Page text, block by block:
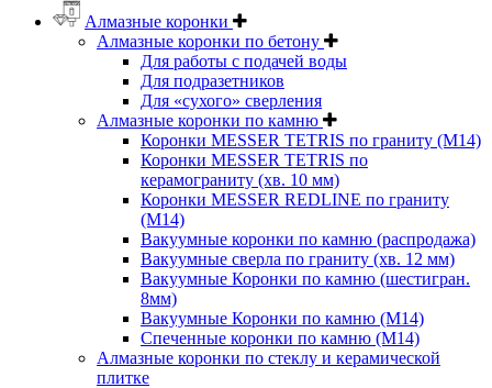
Алмазные коронки
Алмазные коронки по бетону
Для работы с подачей воды
Для подразетников
Для «сухого» сверления
Алмазные коронки по камню
Коронки MESSER TETRIS по граниту (М14)
Коронки MESSER TETRIS по
керамограниту (хв. 10 мм)
Коронки MESSER REDLINE по граниту
(М14)
Вакуумные коронки по камню (распродажа)
Вакуумные сверла по граниту (хв. 12 мм)
Вакуумные Коронки по камню (шестигран.
8мм)
Вакуумные Коронки по камню (M14)
Спеченные коронки по камню (M14)
Алмазные коронки по стеклу и керамической
плитке